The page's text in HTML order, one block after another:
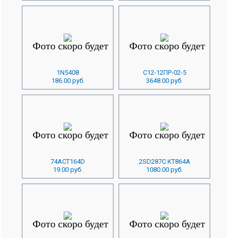
1N5408
186.00 руб.
С12-12ПР-02-5
3648.00 руб.
74ACT164D
19.00 руб.
2SD287C КТ864А
1080.00 руб.